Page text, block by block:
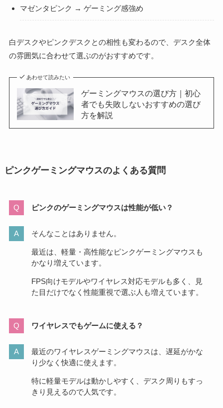
マゼンタピンク → ゲーミング感強め
白デスクやピンクデスクとの相性も変わるので、デスク全体
の雰囲気に合わせて選ぶのがおすすめです。
あわせて読みたい
ゲーミングマウスの選び方｜初心
者でも失敗しないおすすめの選び
方を解説
ピンクゲーミングマウスのよくある質問
ピンクのゲーミングマウスは性能が低い？
そんなことはありません。
最近は、軽量・高性能なピンクゲーミングマウスも
かなり増えています。
FPS向けモデルやワイヤレス対応モデルも多く、見
た目だけでなく性能重視で選ぶ人も増えています。
ワイヤレスでもゲームに使える？
最近のワイヤレスゲーミングマウスは、遅延がかな
り少なく快適に使えます。
特に軽量モデルは動かしやすく、デスク周りもすっ
きり見えるので人気です。